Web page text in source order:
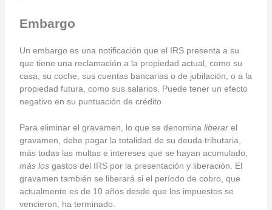
Embargo
Un embargo es una notificación que el IRS presenta a su
que tiene una reclamación a la propiedad actual, como su
casa, su coche, sus cuentas bancarias o de jubilación, o a la
propiedad futura, como sus salarios. Puede tener un efecto
negativo en su puntuación de crédito
Para eliminar el gravamen, lo que se denomina liberar el
gravamen, debe pagar la totalidad de su deuda tributaria,
más todas las multas e intereses que se hayan acumulado,
más los gastos del IRS por la presentación y liberación. El
gravamen también se liberará si el período de cobro, que
actualmente es de 10 años desde que los impuestos se
vencieron, ha terminado.